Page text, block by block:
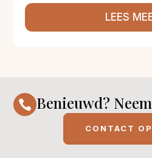
LEES
 Benieuwd?
CONTACT